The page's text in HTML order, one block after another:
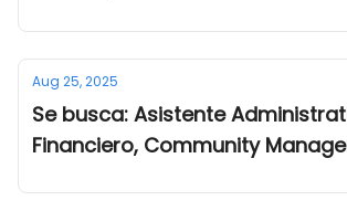
Aug 25, 2025
Se busca: Asistente
Financiero, Community